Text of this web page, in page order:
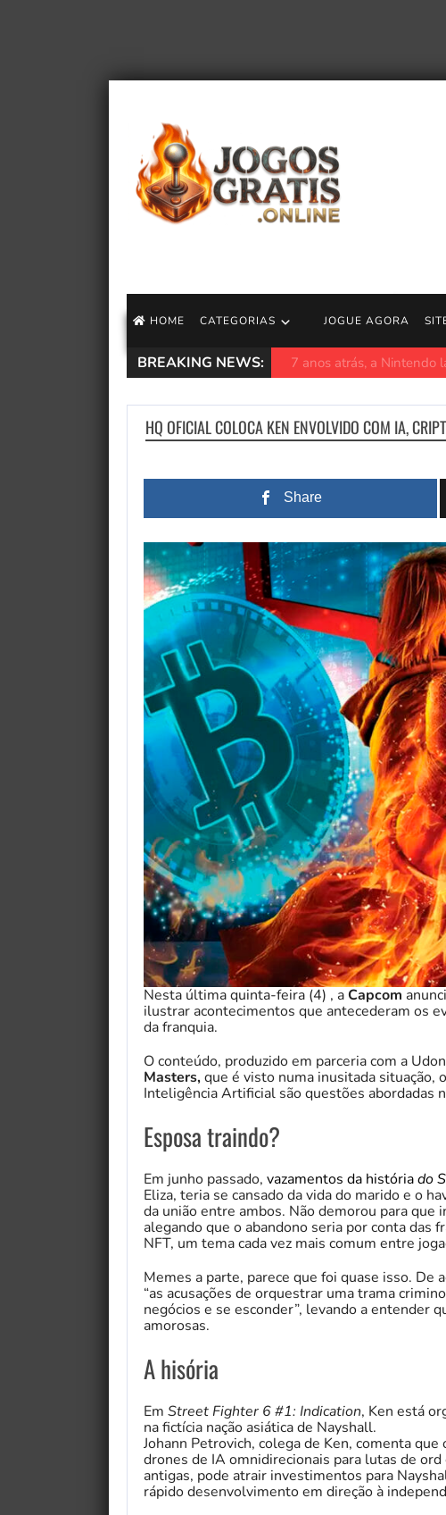
HOME CATEGORIAS JOGUE AGORA
BREAKING NEWS: O Homem-Aranha está
HQ OFICIAL COLOCA KEN ENVOLVIDO COM IA,
Share
Nesta última quinta-feira (4) , aCapcom
ilustrar acontecimentos que antecederam os
da franquia.
O conteúdo, produzido em parceria com a
Masters,que é visto numa inusitada situação,
Inteligência Artificial são questões abordadas
Esposa traindo?
Em junho passado, vazamentos da históriado
Eliza, teria se cansado da vida do marido e o
da união entre ambos. Não demorou para que
alegando que o abandono seria por conta das
NFT, um tema cada vez mais comum entre
Memes a parte, parece que foi quase isso. De
“as acusações de orquestrar uma trama
negócios e se esconder”, levando a entender
amorosas.
A hisória
Em Street Fighter 6 #1: Indication, Ken está
na fictícia nação asiática de Nayshall.
Johann Petrovich, colega de Ken, comenta
drones de IA omnidirecionais para lutas de
antigas, pode atrair investimentos para
rápido desenvolvimento em direção à